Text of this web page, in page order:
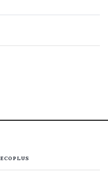
ECOPLUS